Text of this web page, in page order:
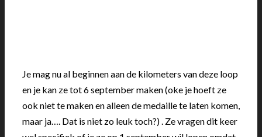
Je mag nu al beginnen aan de kilometers van deze loop
en je kan ze tot 6 september maken (oke je hoeft ze
ook niet te maken en alleen de medaille te laten komen,
maar ja…. Dat is niet zo leuk toch?) . Ze vragen dit keer